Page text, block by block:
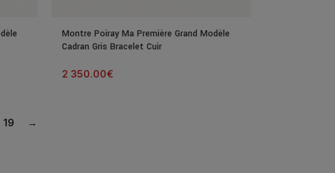
Montre Poiray Ma Première Grand Modèle
Cadran Gris Bracelet Cuir
2 350.00€
19 →